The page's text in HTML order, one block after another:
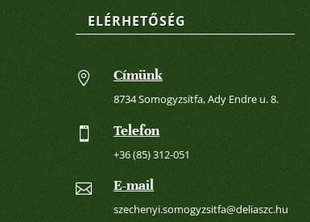
ELÉRHETŐSÉG
 Címünk
8734 Somogyzsitfa, Ady Endre u. 8.
 Telefon
+36 (85) 312-051
 E-mail
szechenyi.somogyzsitfa@deliaszc.hu